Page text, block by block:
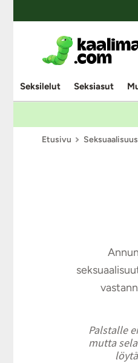
Seksilelut Seksiasut
Etusivu
Palstalle
mutta